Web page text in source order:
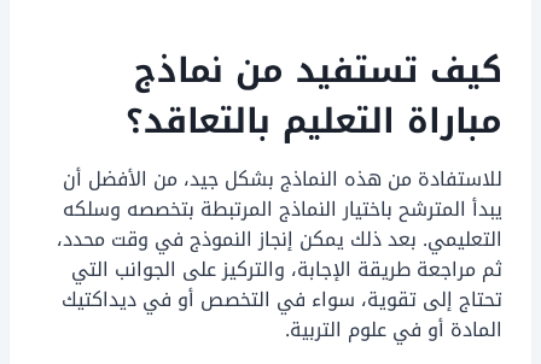
كيف تستفيد من نماذج
مباراة التعليم بالتعاقد؟
للاستفادة من هذه النماذج بشكل جيد، من الأفضل أن
يبدأ المترشح باختيار النماذج المرتبطة بتخصصه وسلكه
التعليمي. بعد ذلك يمكن إنجاز النموذج في وقت محدد،
ثم مراجعة طريقة الإجابة، والتركيز على الجوانب التي
تحتاج إلى تقوية، سواء في التخصص أو في ديداكتيك
المادة أو في علوم التربية.